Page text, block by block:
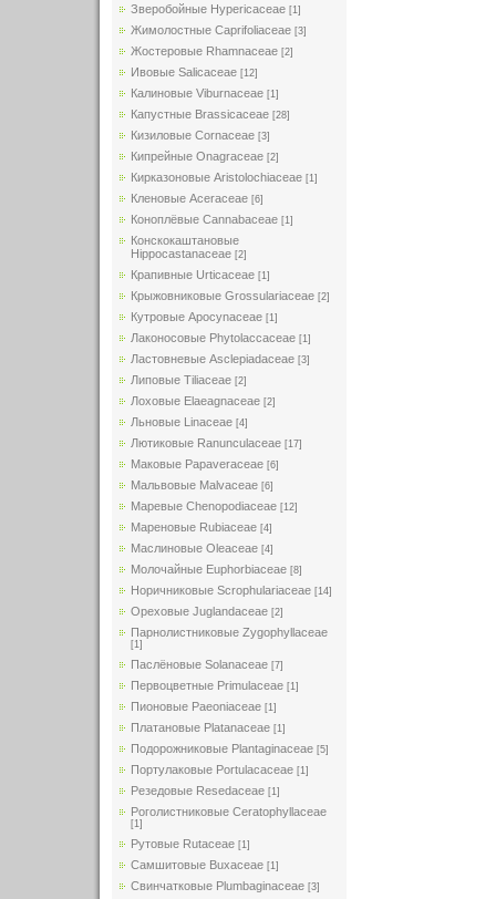
Зверобойные Hypericaceae [1]
Жимолостные Caprifoliaceae [3]
Жостеровые Rhamnaceae [2]
Ивовые Salicaceae [12]
Калиновые Viburnaceae [1]
Капустные Brassicaceae [28]
Кизиловые Cornaceae [3]
Кипрейные Onagraceae [2]
Кирказоновые Aristolochiaceae [1]
Кленовые Aceraceae [6]
Коноплёвые Cannabaceae [1]
Конскокаштановые
Hippocastanaceae [2]
Крапивные Urticaceae [1]
Крыжовниковые Grossulariaceae [2]
Кутровые Apocynaceae [1]
Лаконосовые Phytolaccaceae [1]
Ластовневые Asclepiadaceae [3]
Липовые Tiliaceae [2]
Лоховые Elaeagnaceae [2]
Льновые Linaceae [4]
Лютиковые Ranunculaceae [17]
Маковые Papaveraceae [6]
Мальвовые Malvaceae [6]
Маревые Chenopodiaceae [12]
Мареновые Rubiaceae [4]
Маслиновые Oleaceae [4]
Молочайные Euphorbiaceae [8]
Норичниковые Scrophulariaceae [14]
Ореховые Juglandaceae [2]
Парнолистниковые Zygophyllaceae
[1]
Паслёновые Solanaceae [7]
Первоцветные Primulaceae [1]
Пионовые Paeoniaceae [1]
Платановые Platanaceae [1]
Подорожниковые Plantaginaceae [5]
Портулаковые Portulacaceae [1]
Резедовые Resedaceae [1]
Роголистниковые Ceratophyllaceae
[1]
Рутовые Rutaceae [1]
Самшитовые Buxaceae [1]
Свинчатковые Plumbaginaceae [3]